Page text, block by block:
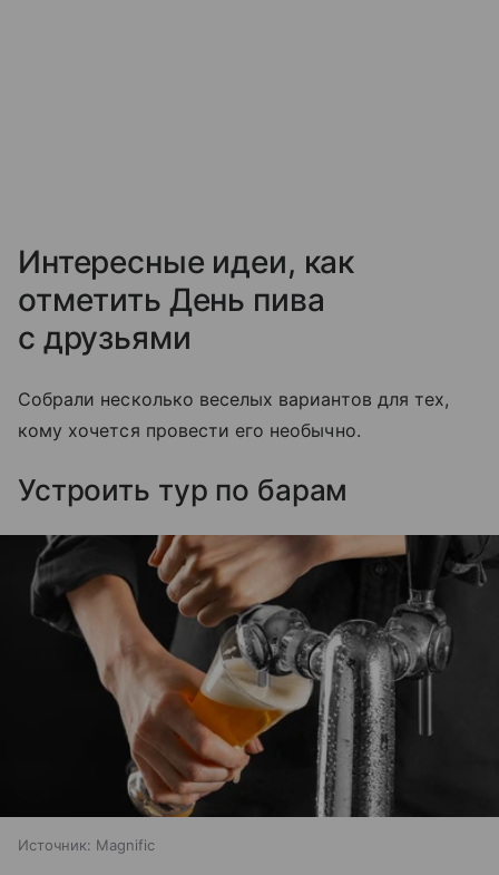
Интересные идеи, как
отметить День пива
с друзьями
Собрали несколько веселых вариантов для тех,
кому хочется провести его необычно.
Устроить тур по барам
Источник: Magnific